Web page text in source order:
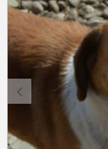
scheu.....aber
ich ganz lieb und
werde..... Findet
schenken möchte
Dann meldet
Pflegemamis
melde dich an die
https://
c